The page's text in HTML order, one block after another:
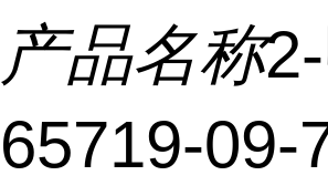
产品名称
65719-09-